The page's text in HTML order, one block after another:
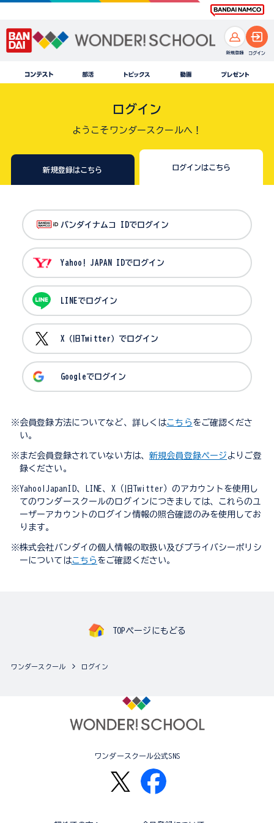
ログイン
ようこそワンダースクールへ！
新規登録はこちら ログインはこちら
バンダイナムコ IDでログイン
Yahoo! JAPAN IDでログイン
LINEでログイン
X（旧Twitter）でログイン
Googleでログイン
※会員登録方法についてなど、詳しくはこちら をご確認くださ
い。
※まだ会員登録されていない方は、 新規会員登録ページ よりご登
録ください。
※Yahoo!JapanID、LINE、X（旧Twitter）のアカウントを使用し
てのワンダースクールのログインにつきましては、これらのユ
ーザーアカウントのログイン情報の照合確認のみを使用してお
ります。
※株式会社バンダイの個人情報の取扱い及びプライバシーポリシ
ーについてはこちら をご確認ください。
TOPページにもどる
ワンダースクール ログイン
ワンダースクール公式SNS